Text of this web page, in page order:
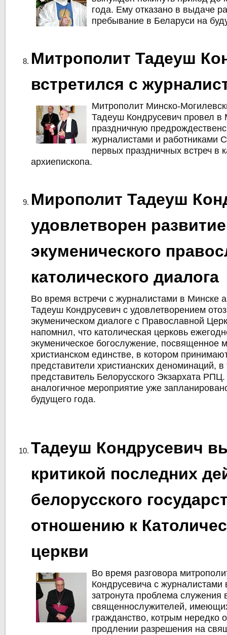
года. Ему отказано в выдаче
пребывание в Беларуси на
Митрополит Тадеуш
встретился с
Митрополит Минско-
Тадеуш Кондрусевич провел в
праздничную
журналистами и работниками
первых праздничных встреч в
архиепископа.
Мирополит Тадеуш
удовлетворен
экуменического
католического диалога
Во время встречи с журналистами в Минске
Тадеуш Кондрусевич с удовлетворением
экуменическом диалоге с Православной
напомнил, что католическая церковь
экуменическое богослужение, посвященное
христианском единстве, в котором
представители христианских деноминаций,
представитель Белорусского Экзархата
аналогичное мероприятие уже
будущего года.
Тадеуш Кондрусевич
критикой последних
белорусского
отношению к
церкви
Во время разговора
Кондрусевича с
затронута проблема служения
священнослужителей,
гражданство, котрым нередко
продлении разрешения на